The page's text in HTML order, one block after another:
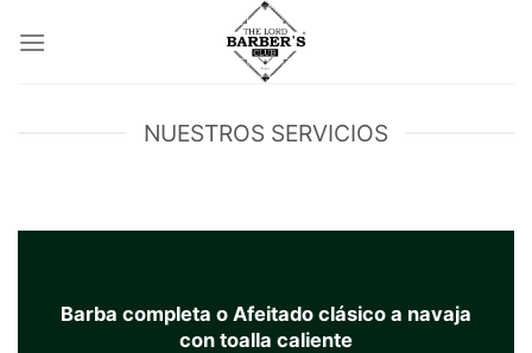
NUESTROS SERVICIOS
Barba completa o Afeitado clásico a navaja
con toalla caliente